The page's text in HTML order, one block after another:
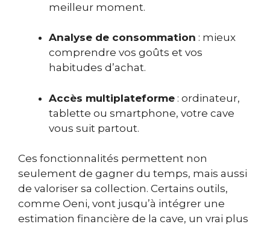
meilleur moment.
Analyse de consommation : mieux
comprendre vos goûts et vos
habitudes d’achat.
Accès multiplateforme : ordinateur,
tablette ou smartphone, votre cave
vous suit partout.
Ces fonctionnalités permettent non
seulement de gagner du temps, mais aussi
de valoriser sa collection. Certains outils,
comme Oeni, vont jusqu’à intégrer une
estimation financière de la cave, un vrai plus